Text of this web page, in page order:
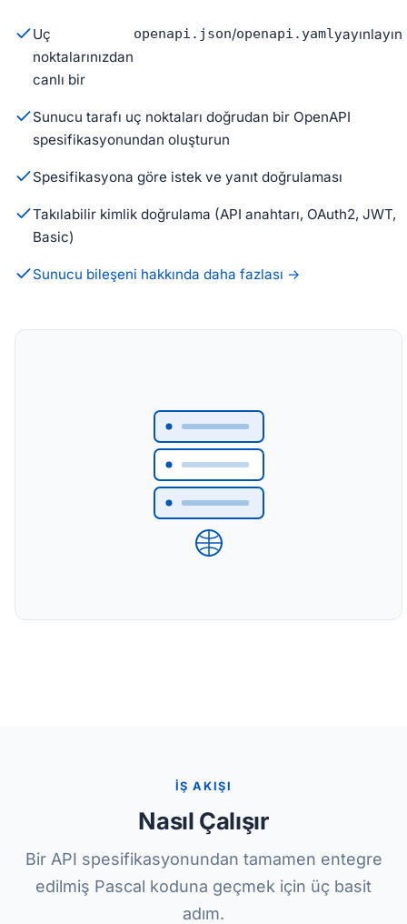
Uç
noktalarınızdan
canlı bir
openapi.json/openapi.yamlyayınlayın
Sunucu tarafı uç noktaları doğrudan bir OpenAPI
spesifikasyonundan oluşturun
Spesifikasyona göre istek ve yanıt doğrulaması
Takılabilir kimlik doğrulama (API anahtarı, OAuth2, JWT,
Basic)
Sunucu bileşeni hakkında daha fazlası →
İŞ AKIŞI
Nasıl Çalışır
Bir API spesifikasyonundan tamamen entegre
edilmiş Pascal koduna geçmek için üç basit
adım.